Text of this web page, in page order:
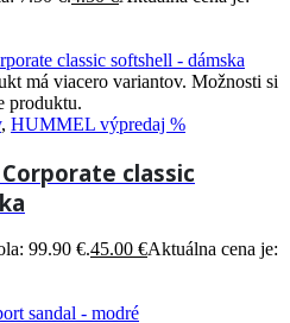
má viacero variantov. Možnosti si
produktu.
, HUMMEL výpredaj %
classic
99.90 €.45.00 €Aktuálna cena je: